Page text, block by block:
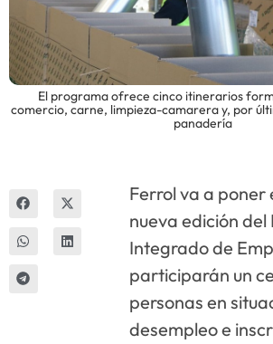
El programa ofrece cinco itinerarios
comercio, carne, limpieza-camarera y, por
panadería
Ferrol va a poner
nueva edición
Integrado de
participarán un
personas en
desempleo e